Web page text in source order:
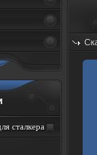
сталкера